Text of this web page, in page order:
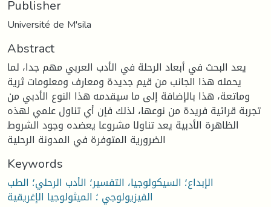
Publisher
Université de M'sila
Abstract
يعد البحث في أبعاد الرحلة في الأدب العربي مهم جدا، لما
يحمله هذا الجانب من قيم جديدة ومعارف ومعلومات ثرية
وماتعة، هذا بالإضافة إلى ما سيقدمه هذا النوع الأدبي من
تجربة قرائية فريدة من نوعها، لذلك فإن أي تناول علمي لهذه
الظاهرة الأدبية يعد تناولا مشروعا يعضده وجود الشروط
الضرورية المتوفرة في المدونة الرحلية
Keywords
الإبداع؛ السيكولوجيا، التفسير؛ الأدب الرحلي؛ الطب
الفيزيولوجي ؛ الميثولوجيا الإغريقية